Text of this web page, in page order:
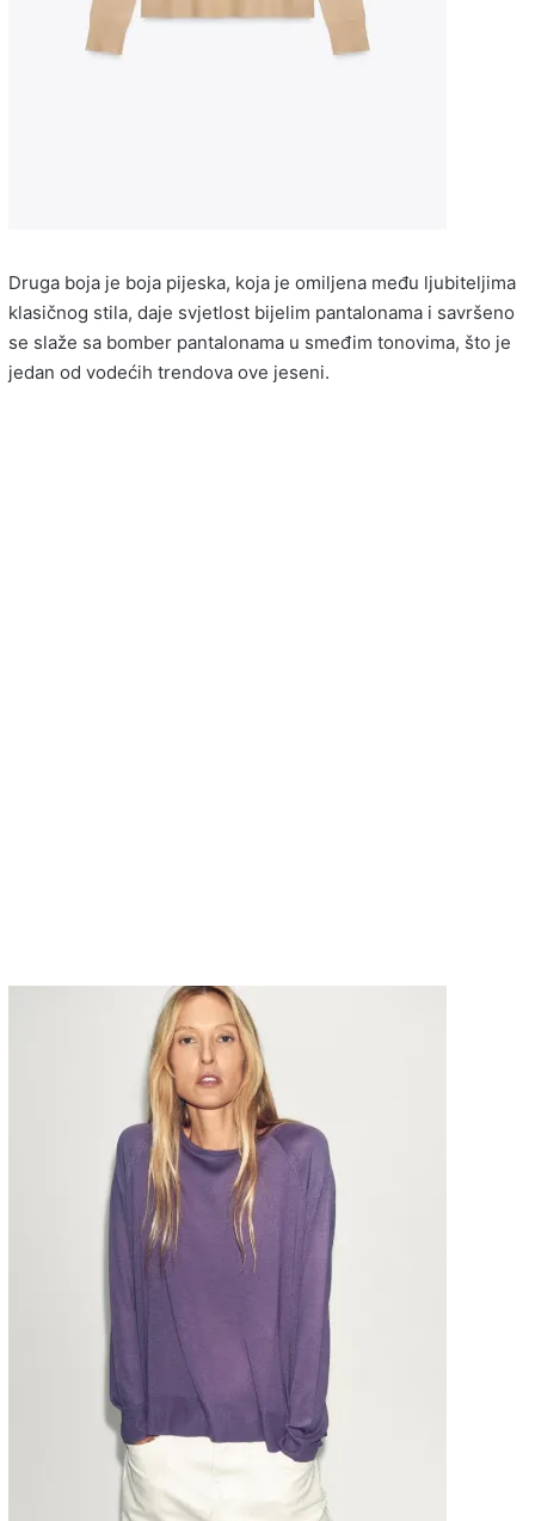
Druga boja je boja pijeska, koja je omiljena među ljubiteljima
klasičnog stila, daje svjetlost bijelim pantalonama i savršeno
se slaže sa bomber pantalonama u smeđim tonovima, što je
jedan od vodećih trendova ove jeseni.